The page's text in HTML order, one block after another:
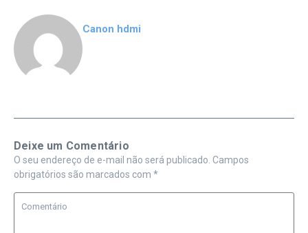
Canon hdmi
Deixe um Comentário
O seu endereço de e-mail não será publicado. Campos
obrigatórios são marcados com *